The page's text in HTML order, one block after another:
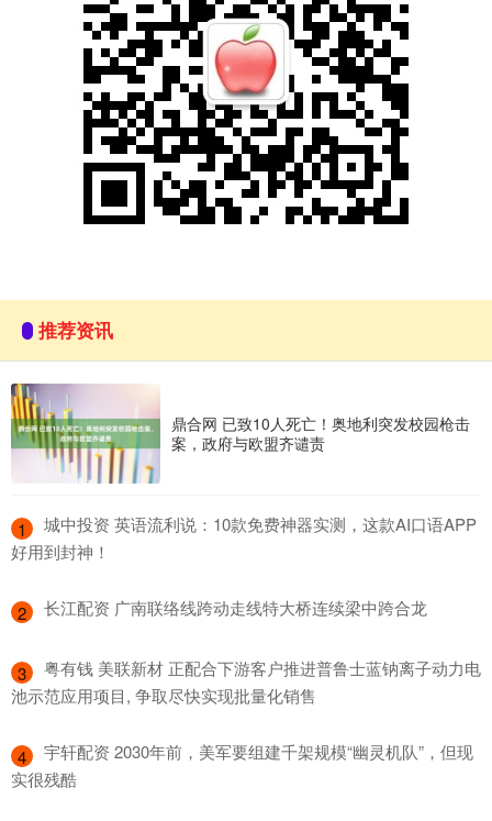
推荐资讯
鼎合网 已致10人死亡！奥地利突发校园枪击
案，政府与欧盟齐谴责
1
​城中投资 英语流利说：10款免费神器实测，这款AI口语APP
好用到封神！
2 ​长江配资 广南联络线跨动走线特大桥连续梁中跨合龙
3
​粤有钱 美联新材 正配合下游客户推进普鲁士蓝钠离子动力电
池示范应用项目, 争取尽快实现批量化销售
4
​宇轩配资 2030年前，美军要组建千架规模“幽灵机队”，但现
实很残酷